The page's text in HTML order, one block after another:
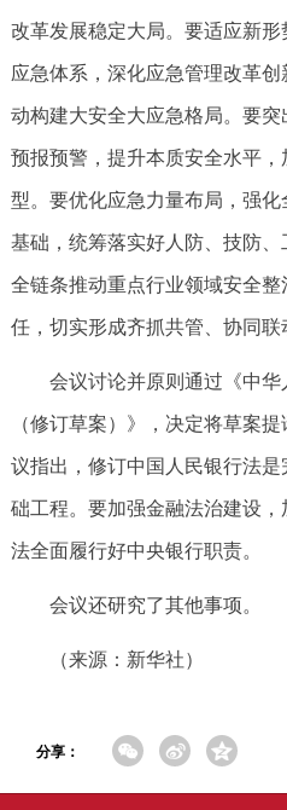
改革发展稳定大局。要适应新
应急体系，深化应急管理改革
动构建大安全大应急格局。要
预报预警，提升本质安全水平
型。要优化应急力量布局，强
基础，统筹落实好人防、技防
全链条推动重点行业领域安全
任，切实形成齐抓共管、协同联
会议讨论并原则通过《中
（修订草案）》，决定将草案
议指出，修订中国人民银行法
础工程。要加强金融法治建设
法全面履行好中央银行职责。
会议还研究了其他事项。
（来源：新华社）
分享：